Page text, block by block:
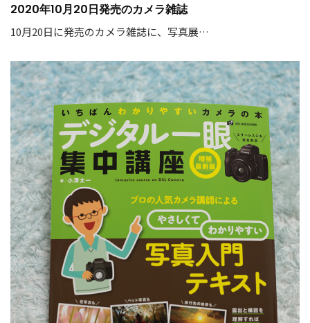
2020年10月20日発売のカメラ雑誌
10月20日に発売のカメラ雑誌に、写真展…